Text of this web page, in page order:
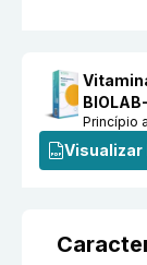
Princípio
Visualizar